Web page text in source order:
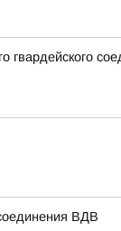
гвардейского
ВДВ